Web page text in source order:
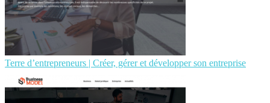
Terre d’entrepreneurs | Créer, gérer et développer son entreprise